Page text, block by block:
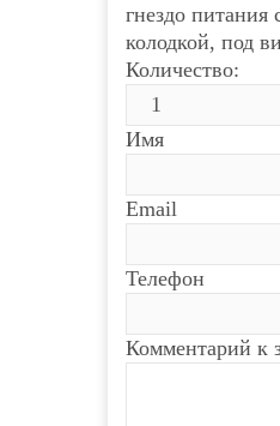
гнездо питания
колодкой, под
Количество:
Имя
Email
Телефон
Комментарий к